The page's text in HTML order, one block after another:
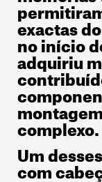
exactas
no início
adquiriu
complexo.
Um
com